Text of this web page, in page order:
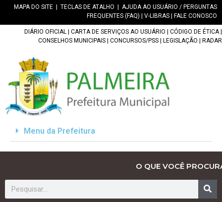
MAPA DO SITE TECLAS DE ATALHO
AJUDA AO USUÁRIO / PERGUNTAS
FREQUENTES (FAQ)
V-LIBRAS FALE CONOSCO
DIÁRIO OFICIAL CARTA DE SERVIÇOS AO USUÁRIO CÓDIGO DE ÉTICA|
CONSELHOS MUNICIPAIS
CONCURSOS/PSS LEGISLAÇÃO RADAR
Menu da Prefeitura
O QUE VOCÊ